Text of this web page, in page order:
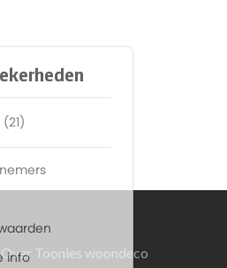
Over Toonies woondeco